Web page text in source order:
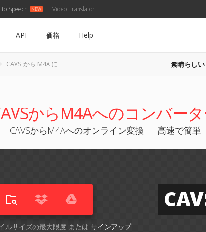
to Speech Video Translator
API 価格 Help
CAVS から M4A に 素晴らしい
からM4Aへのコンバー
CAVSからM4Aへのオンライン変換 — 高速で簡単
ルサイズの最大限度 または サインアップ